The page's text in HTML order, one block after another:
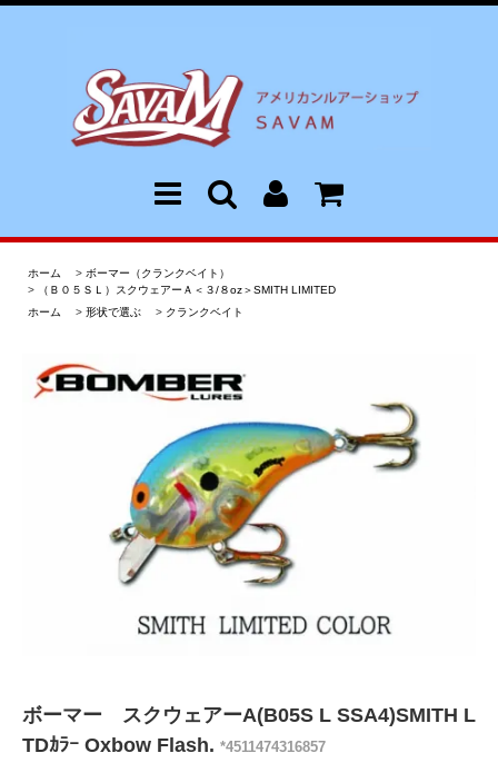
ホーム > ボーマー（クランクベイト）
>
（Ｂ０５ＳＬ）スクウェアーＡ＜３/８oz＞SMITH LIMITED
ホーム
> 形状で選ぶ > クランクベイト
ボーマー スクウェアーA(B05S L SSA4)SMITH L
TDｶﾗｰ Oxbow Flash. *4511474316857